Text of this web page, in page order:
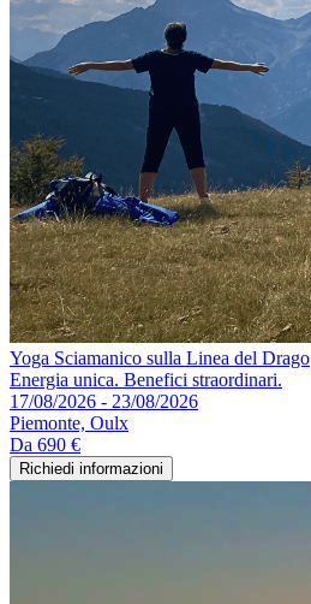
Yoga Sciamanico sulla Linea del Drago
Energia unica. Benefici straordinari.
17/08/2026 - 23/08/2026
Piemonte, Oulx
Da 690 €
Richiedi informazioni